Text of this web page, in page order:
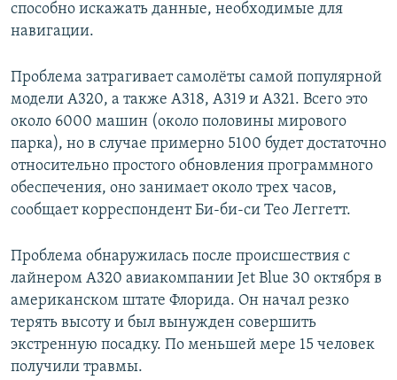
способно искажать данные, необходимые для
навигации.
Проблема затрагивает самолёты самой популярной
модели A320, а также A318, A319 и A321. Всего это
около 6000 машин (около половины мирового
парка), но в случае примерно 5100 будет достаточно
относительно простого обновления программного
обеспечения, оно занимает около трех часов,
сообщает корреспондент Би-би-си Тео Леггетт.
Проблема обнаружилась после происшествия с
лайнером A320 авиакомпании Jet Blue 30 октября в
американском штате Флорида. Он начал резко
терять высоту и был вынужден совершить
экстренную посадку. По меньшей мере 15 человек
получили травмы.